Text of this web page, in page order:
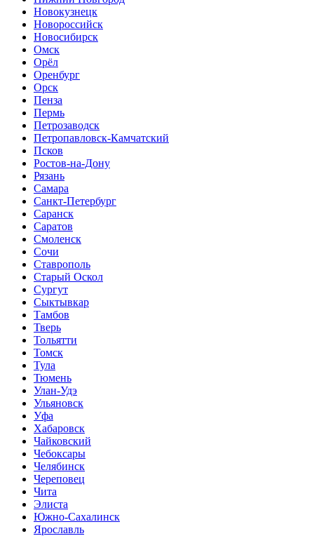
Новокузнецк
Новороссийск
Новосибирск
Омск
Орёл
Оренбург
Орск
Пенза
Пермь
Петрозаводск
Петропавловск-Камчатский
Псков
Ростов-на-Дону
Рязань
Самара
Санкт-Петербург
Саранск
Саратов
Смоленск
Сочи
Ставрополь
Старый Оскол
Сургут
Сыктывкар
Тамбов
Тверь
Тольятти
Томск
Тула
Тюмень
Улан-Удэ
Ульяновск
Уфа
Хабаровск
Чайковский
Чебоксары
Челябинск
Череповец
Чита
Элиста
Южно-Сахалинск
Ярославль